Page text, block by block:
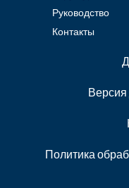
Руководство
Контакты
Политика